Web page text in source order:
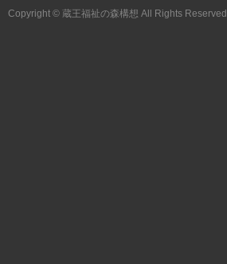
Copyright © 蔵王福祉の森構想 All Rights Reserved.